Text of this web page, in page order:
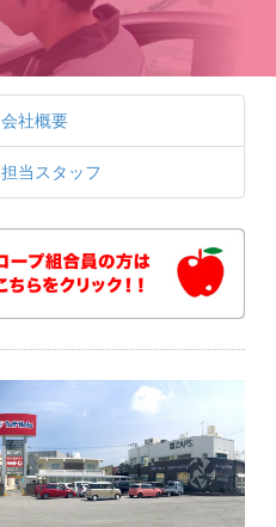
会社概要
担当スタッフ